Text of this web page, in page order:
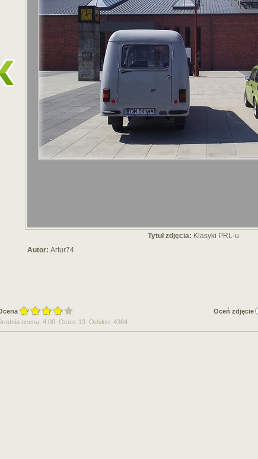
Tytuł zdjęcia: Klasyki PRL-u
Autor: Artur74
Oceń zdjęcie
ocena: 4.00 Ocen: 13 Odsłon: 4384